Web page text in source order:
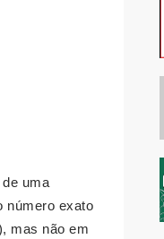
uma
número exato
mas não em